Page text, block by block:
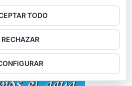
TODO
RECHAZAR